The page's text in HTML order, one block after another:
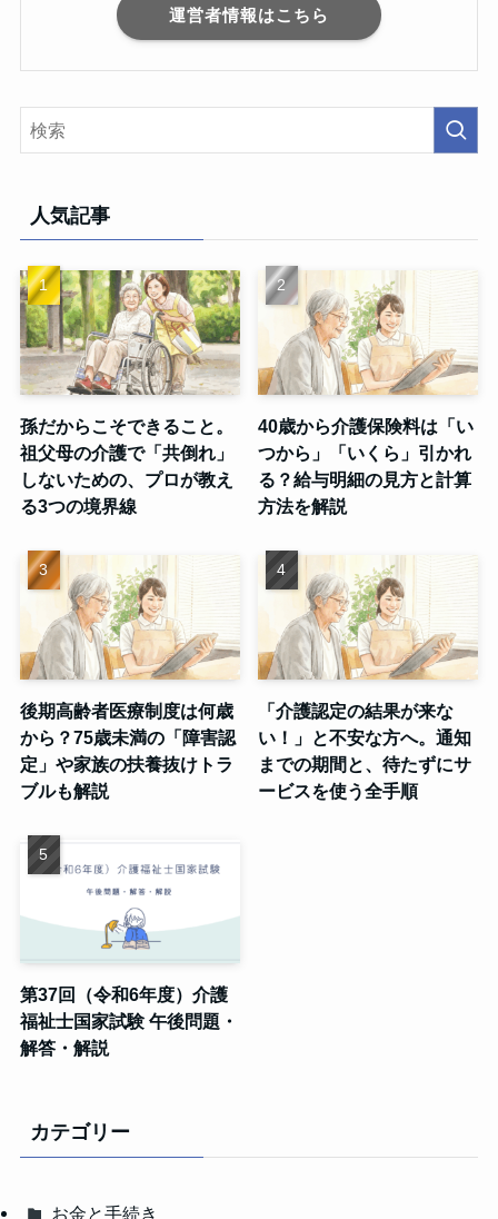
運営者情報はこちら
人気記事
孫だからこそできること。
祖父母の介護で「共倒れ」
しないための、プロが教え
る3つの境界線
40歳から介護保険料は「い
つから」「いくら」引かれ
る？給与明細の見方と計算
方法を解説
後期高齢者医療制度は何歳
から？75歳未満の「障害認
定」や家族の扶養抜けトラ
ブルも解説
「介護認定の結果が来な
い！」と不安な方へ。通知
までの期間と、待たずにサ
ービスを使う全手順
第37回（令和6年度）介護
福祉士国家試験 午後問題・
解答・解説
カテゴリー
お金と手続き